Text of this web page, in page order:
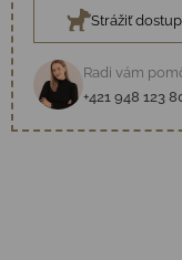
Strážiť
Radi vám
+421 948 123